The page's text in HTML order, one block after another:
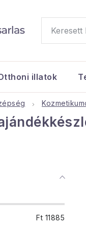
illatok
Ft 11885